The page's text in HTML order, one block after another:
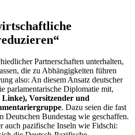
Partnerschaften unterhalten,
die zu Abhängigkeiten führen
also: An diesem Ansatz deutscher
parlamentarische Diplomatie mit,
Vorsitzender und
. Dazu seien die fast
Deutschen Bundestag wie geschaffen.
auch pazifische Inseln wie Fidschi: